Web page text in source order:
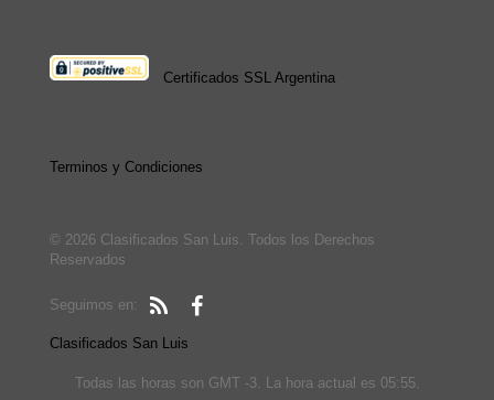
Certificados SSL Argentina
Terminos y Condiciones
© 2026 Clasificados San Luis. Todos los Derechos
Reservados
Seguimos en:
Clasificados San Luis
Todas las horas son GMT -3. La hora actual es 05:55.